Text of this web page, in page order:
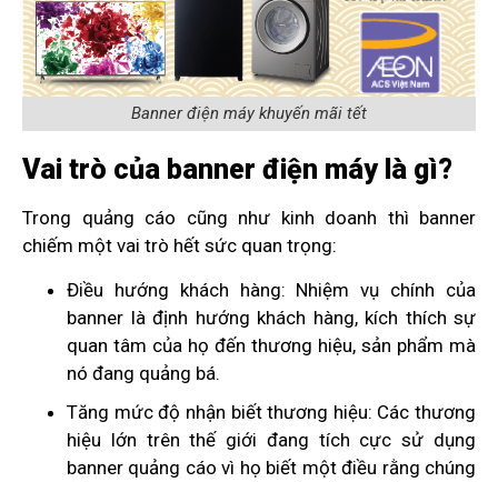
Banner điện máy khuyến mãi tết
Vai trò của banner điện máy là gì?
Trong quảng cáo cũng như kinh doanh thì banner
chiếm một vai trò hết sức quan trọng:
Điều hướng khách hàng: Nhiệm vụ chính của
banner là định hướng khách hàng, kích thích sự
quan tâm của họ đến thương hiệu, sản phẩm mà
nó đang quảng bá.
Tăng mức độ nhận biết thương hiệu: Các thương
hiệu lớn trên thế giới đang tích cực sử dụng
banner quảng cáo vì họ biết một điều rằng chúng